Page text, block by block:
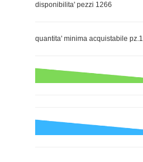
disponibilita' pezzi 1266
quantita' minima acquistabile pz.1